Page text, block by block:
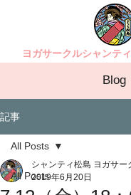
ヨガサークルシャンテ
Blog
記事
All Posts
All Posts
シャンティ松島 ヨガサー
2019年6月20日